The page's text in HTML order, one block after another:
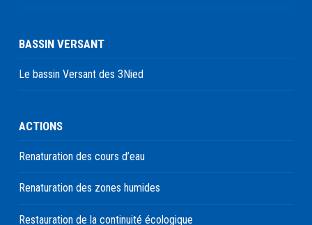
BASSIN VERSANT
Le bassin Versant des 3Nied
ACTIONS
Renaturation des cours d’eau
Renaturation des zones humides
Restauration de la continuité écologique